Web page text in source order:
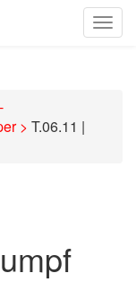
> T.06.11 |